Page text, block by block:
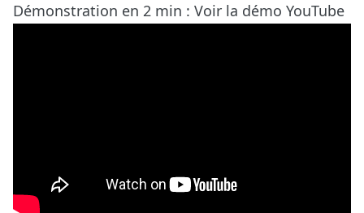
Démonstration en 2 min : Voir la démo YouTube